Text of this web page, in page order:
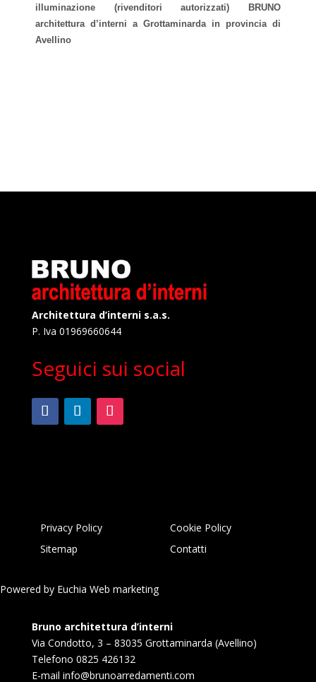
illuminazione (rivenditori autorizzati) BRUNO
architettura d’interni a Grottaminarda in provincia di
Avellino
Architettura d’interni s.a.s.
P. Iva 01969660644
Seguici sui social
Privacy Policy
Cookie Policy
Sitemap
Contatti
Powered by Euchia Web marketing
Bruno architettura d’interni
Via Condotto, 3 – 83035 Grottaminarda (Avellino)
Telefono 0825 426132
E-mail info@brunoarredamenti.com